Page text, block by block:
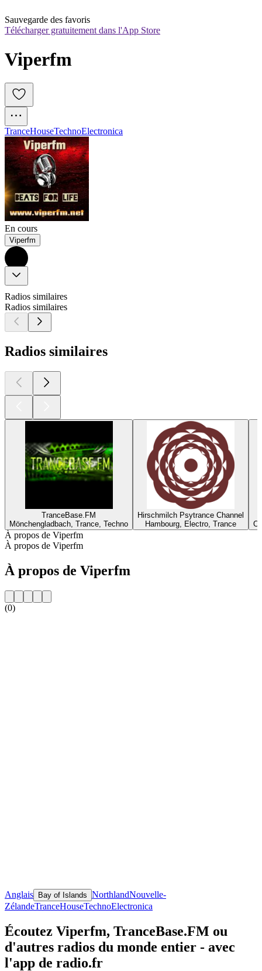
Sauvegarde des favoris
Télécharger gratuitement dans l'App Store
Viperfm
TranceHouseTechnoElectronica
En cours
Viperfm
Radios similaires
Radios similaires
Radios similaires
TranceBase.FM
Mönchengladbach, Trance, Techno
Hirschmilch Psytrance Channel
Hambourg, Electro, Trance
À propos de Viperfm
À propos de Viperfm
À propos de Viperfm
(0)
Anglais Bay of Islands NorthlandNouvelle-
ZélandeTranceHouseTechnoElectronica
Écoutez Viperfm, TranceBase.FM ou
d'autres radios du monde entier - avec
l'app de radio.fr